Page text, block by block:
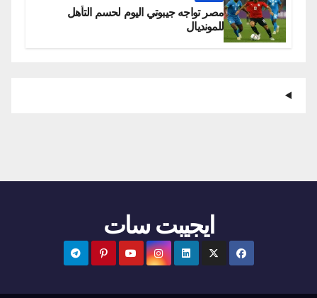
مصر تواجه جيبوتي اليوم لحسم التأهل
للمونديال
ايجيبت سات